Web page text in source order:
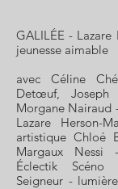
GALILÉE -
jeunesse aimable
avec Céline
Detœuf, Joseph
Morgane Nairaud
Lazare Herson-
artistique Chloé
Margaux Nessi
Éclectik
Seigneur -